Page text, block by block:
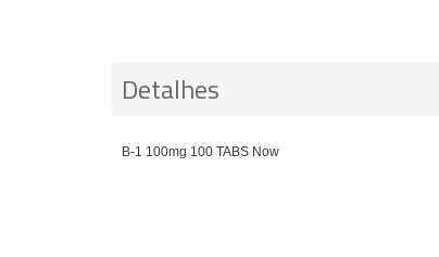
Detalhes
B-1 100mg 100 TABS Now